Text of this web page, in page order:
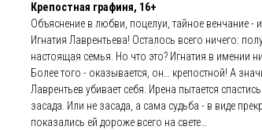
Крепостная графиня, 16+
Объяснение в любви, поцелуи, тайное венчание -
Игнатия Лаврентьева! Осталось всего ничего:
настоящая семья. Но что это? Игнатия в имении
Более того - оказывается, он… крепостной! А
Лаврентьев убивает себя. Ирена пытается
засада. Или не засада, а сама судьба - в виде
показались ей дороже всего на свете…